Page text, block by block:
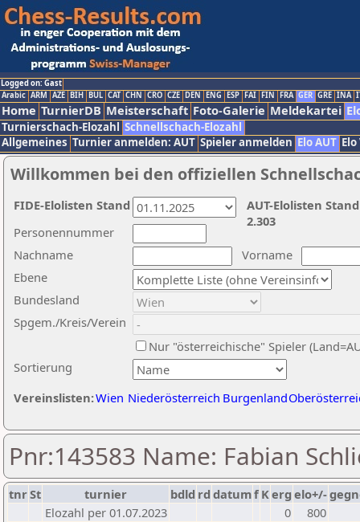
Logged on: Gast
Arabic ARM AZE BIH BUL CAT CHN CRO CZE DEN ENG ESP FAI FIN FRA GER GRE INA
Home TurnierDB Meisterschaft Foto-Galerie Meldekartei
Turnierschach-Elozahl Schnellschach-Elozahl
Allgemeines Turnier anmelden: AUT Spieler anmelden Elo AUT
Willkommen bei den offiziellen
Nachname
Vorname
Ebene
Sortierung
Personennummer
Bundesland
Spgem./Kreis/Verein
Nur "österreichische" Spieler
Vereinslisten:Wien Niederösterreich Burgenland
AUT-Elolisten
2.303
FIDE-Elolisten Stand
Pnr:143583 Name: Fabian
tnrSt turnier bdld rd datumf Kerg elo+/-
Elozahl per 01.07.2023
0
800